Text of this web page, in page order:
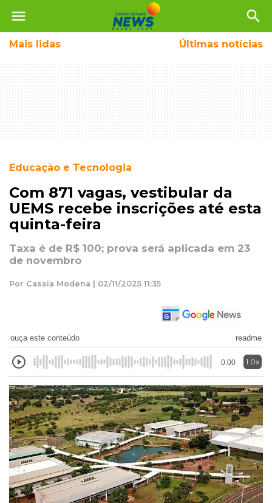
menu search
Mais lidas Últimas notícias
Educação e Tecnologia
Com 871 vagas, vestibular da
UEMS recebe inscrições até esta
quinta-feira
Taxa é de R$ 100; prova será aplicada em 23
de novembro
Por Cassia Modena | 02/11/2025 11:35
ouça este conteúdo readme
0:00 1.0x